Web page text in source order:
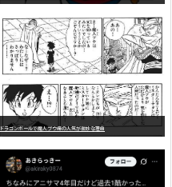
ドラゴンボールで魔人ブウ編の人気が微妙な理由